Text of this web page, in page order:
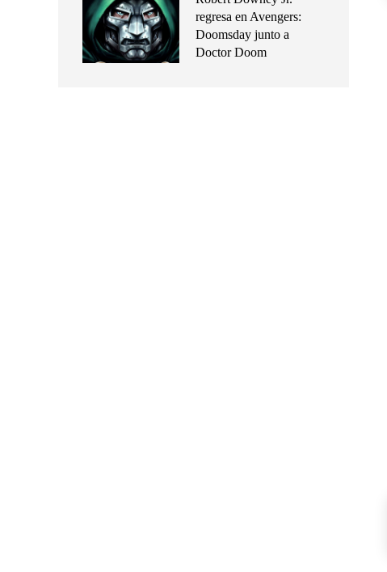
regresa en Avengers:
Doomsday junto a
Doctor Doom